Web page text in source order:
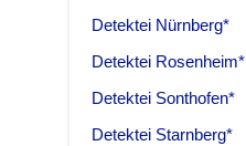
Detektei Nürnberg*
Detektei Rosenheim*
Detektei Sonthofen*
Detektei Starnberg*